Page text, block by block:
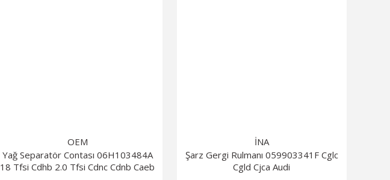
OEM
Yağ Separatör Contası 06H103484A
18 Tfsi Cdhb 2.0 Tfsi Cdnc Cdnb Caeb
İNA
Şarz Gergi Rulmanı 059903341F Cglc
Cgld Cjca Audi